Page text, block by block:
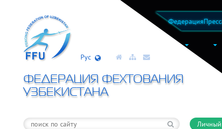
Федерация
Рус
ФЕДЕРАЦИЯ ФЕХТОВАНИЯ
УЗБЕКИСТАНА